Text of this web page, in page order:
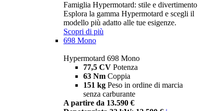
Famiglia Hypermotard: stile e divertimento
Esplora la gamma Hypermotard e scegli il
modello più adatto alle tue esigenze.
Scopri di più
698 Mono
Hypermotard 698 Mono
77,5 CV Potenza
63 Nm Coppia
151 kg Peso in ordine di marcia
senza carburante
A partire da 13.590 €